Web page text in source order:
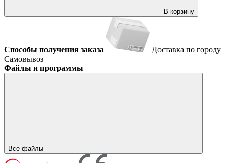
В корзину
Способы получения заказа
Доставка по городу
Самовывоз
Файлы и программы
Все файлы